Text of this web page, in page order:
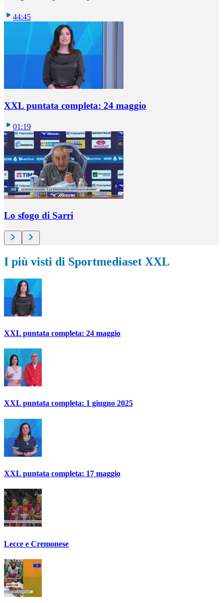
44:45
XXL puntata completa: 24 maggio
01:19
Lo sfogo di Sarri
I più visti di Sportmediaset XXL
XXL puntata completa: 24 maggio
XXL puntata completa: 1 giugno 2025
XXL puntata completa: 17 maggio
Lecce e Cremonese